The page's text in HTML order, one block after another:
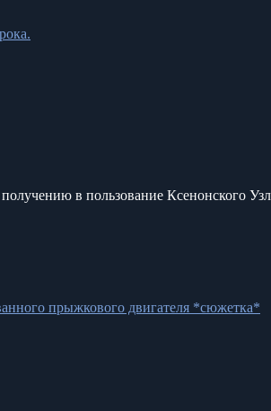
в пользование Ксенонского
прыжкового двигателя *сюжетка*